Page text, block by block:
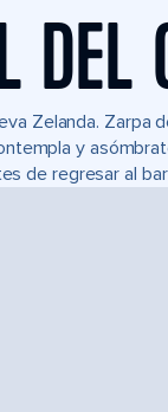
DEL
Zelanda. Zarpa
y
de regresar al